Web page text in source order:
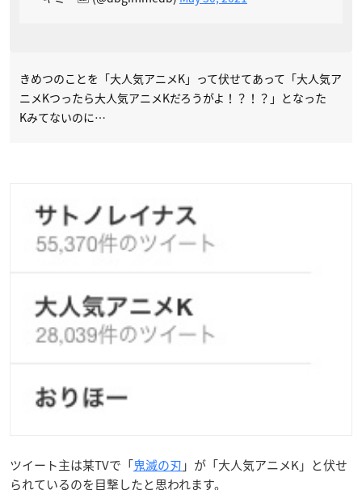
きめつのことを「大人気アニメK」って伏せてあって「大人気ア
ニメKつったら大人気アニメKだろうがよ！？！？」となった
Kみてないのに…
ツイート主は某TVで「鬼滅の刃 」が「大人気アニメK」と伏せ
られているのを目撃したと思われます。